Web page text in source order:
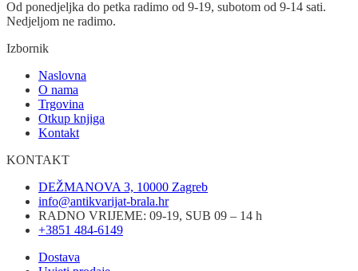
Od ponedjeljka do petka radimo od 9-19, subotom od 9-14 sati.
Nedjeljom ne radimo.
Izbornik
Naslovna
O nama
Trgovina
Otkup knjiga
Kontakt
KONTAKT
DEŽMANOVA 3, 10000 Zagreb
info@antikvarijat-brala.hr
RADNO VRIJEME: 09-19, SUB 09 – 14 h
+3851 484-6149
Dostava